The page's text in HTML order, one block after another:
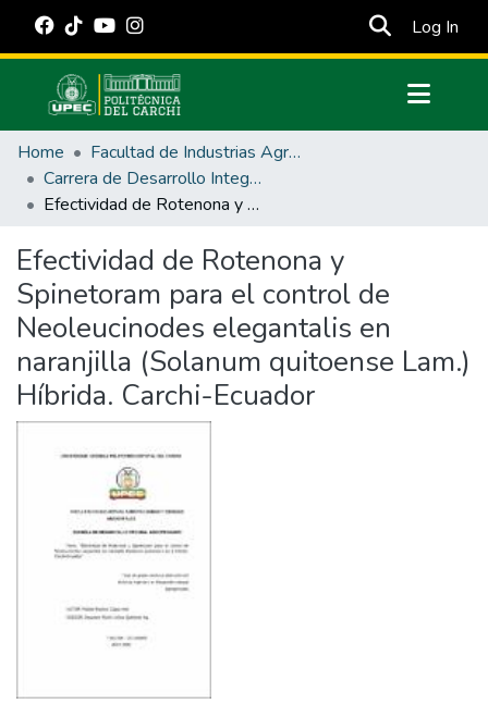
Log In
Communities & Collections
All of DSpace
Statistics
Estadísticas Externas
Manuales
Home
Facultad de Industrias Agropecuarias y Ciencias Ambientales
Carrera de Desarrollo Integral Agropecuario
Efectividad de Rotenona y Spinetoram para el control de Neoleucinodes elegantalis en naranjilla (Solanum quitoense Lam.) Híbrida. Carchi-Ecuador
Efectividad de Rotenona y
Spinetoram para el control de
Neoleucinodes elegantalis en
naranjilla (Solanum quitoense Lam.)
Híbrida. Carchi-Ecuador